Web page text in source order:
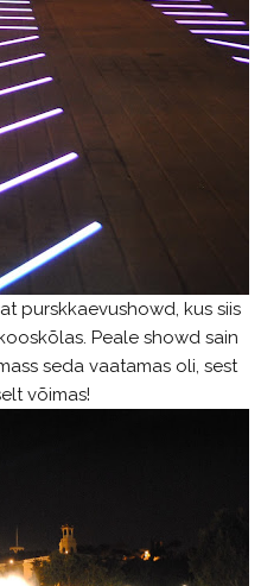
purskkaevushowd, kus siis
Peale showd sain
seda vaatamas oli, sest
võimas!